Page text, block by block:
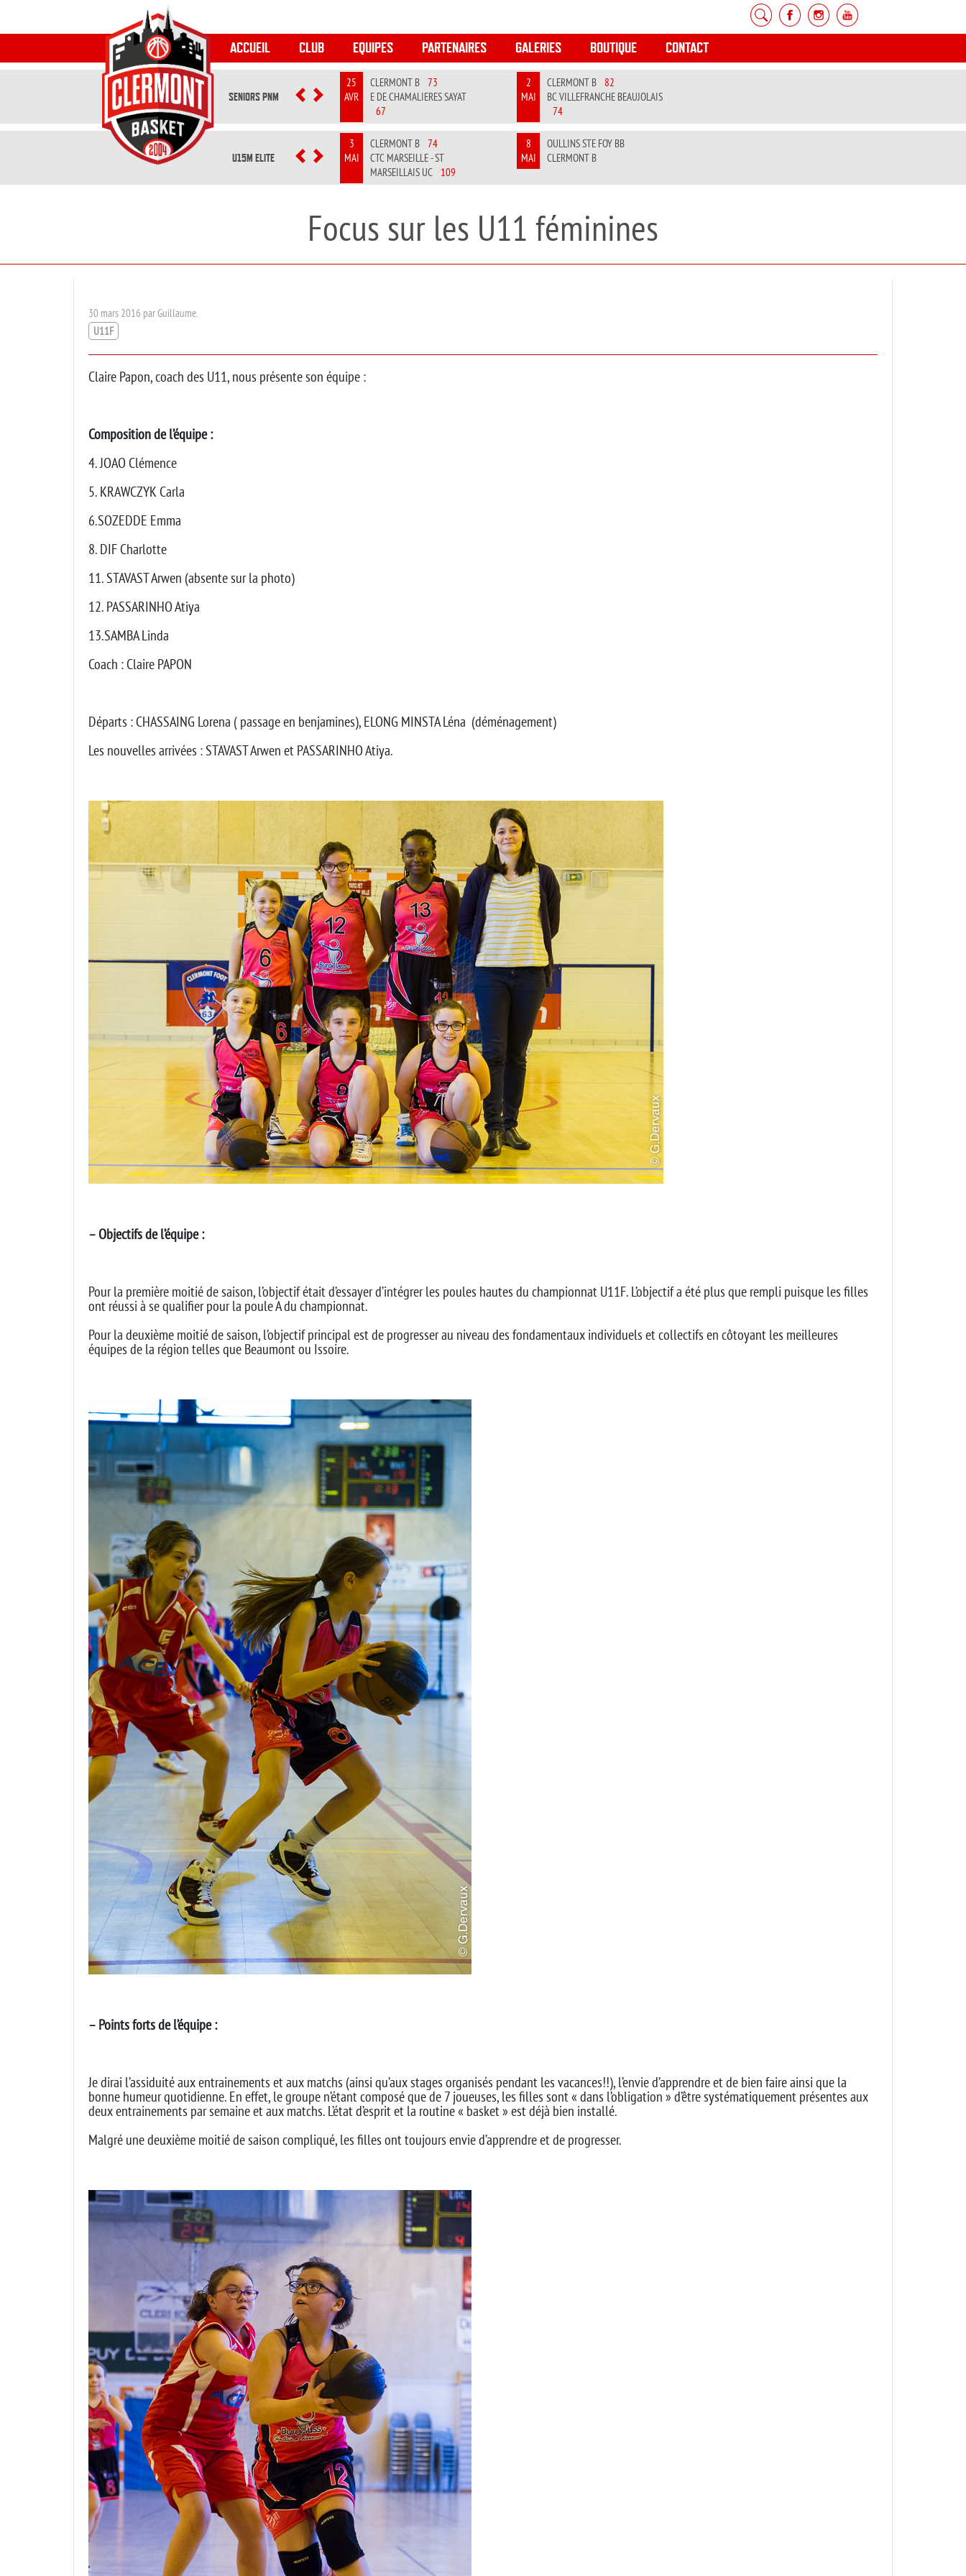
ACCUEIL CLUB EQUIPES PARTENAIRES GALERIES BOUTIQUE CONTACT
SENIORS PNM PREVIOUS
NEXT
25
AVR
CLERMONT B 73
E DE CHAMALIERES SAYAT
67
2
MAI
CLERMONT B
82
BC VILLEFRANCHE BEAUJOLAIS
74
U15M ELITE PREVIOUS
NEXT
3
MAI
CLERMONT B 74
CTC MARSEILLE - ST
MARSEILLAIS UC
109
8
MAI
OULLINS STE FOY BB
CLERMONT B
Focus sur les U11 féminines
30 mars 2016 par Guillaume.
U11F
Claire Papon, coach des U11, nous présente son équipe :
Composition de l’équipe :
4. JOAO Clémence
5. KRAWCZYK Carla
6.SOZEDDE Emma
8. DIF Charlotte
11. STAVAST Arwen (absente sur la photo)
12. PASSARINHO Atiya
13.SAMBA Linda
Coach : Claire PAPON
Départs : CHASSAING Lorena ( passage en benjamines), ELONG MINSTA Léna (déménagement)
Les nouvelles arrivées : STAVAST Arwen et PASSARINHO Atiya.
– Objectifs de l’équipe :
Pour la première moitié de saison, l’objectif était d’essayer d’intégrer les poules hautes du championnat U11F. L’objectif a été plus que rempli puisque les filles
ont réussi à se qualifier pour la poule A du championnat.
Pour la deuxième moitié de saison, l’objectif principal est de progresser au niveau des fondamentaux individuels et collectifs en côtoyant les meilleures
équipes de la région telles que Beaumont ou Issoire.
– Points forts de l’équipe :
Je dirai l’assiduité aux entrainements et aux matchs (ainsi qu’aux stages organisés pendant les vacances!!), l’envie d’apprendre et de bien faire ainsi que la
bonne humeur quotidienne. En effet, le groupe n’étant composé que de 7 joueuses, les filles sont « dans l’obligation » d’être systématiquement présentes aux
deux entrainements par semaine et aux matchs. L’état d’esprit et la routine « basket » est déjà bien installé.
Malgré une deuxième moitié de saison compliqué, les filles ont toujours envie d’apprendre et de progresser.